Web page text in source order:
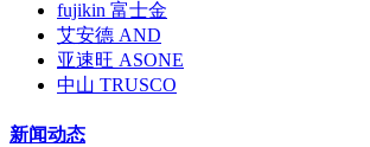
fujikin 富士金
艾安德 AND
亚速旺 ASONE
中山 TRUSCO
新闻动态